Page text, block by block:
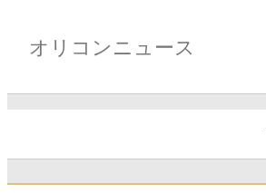
オリコンニュース